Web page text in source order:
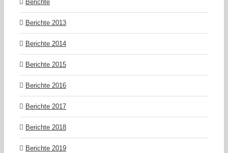
Berichte
Berichte 2013
Berichte 2014
Berichte 2015
Berichte 2016
Berichte 2017
Berichte 2018
Berichte 2019